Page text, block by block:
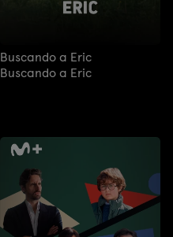
Buscando a Eric
Buscando a Eric